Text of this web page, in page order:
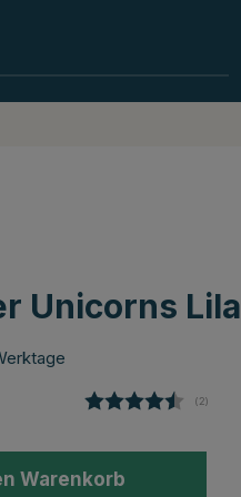
Unicorns Lila
(2)
Warenkorb